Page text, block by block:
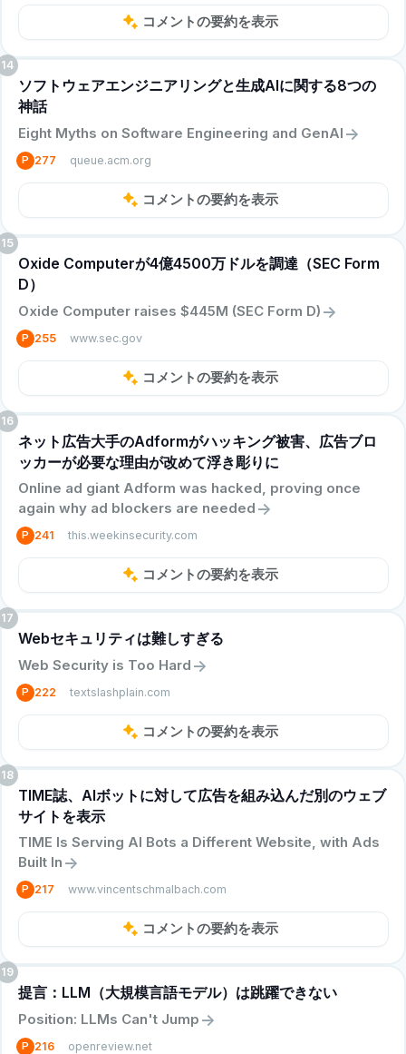
コメントの要約を表示
14
ソフトウェアエンジニアリングと生成AIに関する8つの
神話
Eight Myths on Software Engineering and GenAI ->
P 277 queue.acm.org
コメントの要約を表示
15
Oxide Computerが4億4500万ドルを調達（SEC Form
D）
Oxide Computer raises $445M (SEC Form D) ->
P 255 www.sec.gov
コメントの要約を表示
16
ネット広告大手のAdformがハッキング被害、広告ブロ
ッカーが必要な理由が改めて浮き彫りに
Online ad giant Adform was hacked, proving once
again why ad blockers are needed ->
P 241 this.weekinsecurity.com
コメントの要約を表示
17
Webセキュリティは難しすぎる
Web Security is Too Hard ->
P 222 textslashplain.com
コメントの要約を表示
18
TIME誌、AIボットに対して広告を組み込んだ別のウェブ
サイトを表示
TIME Is Serving AI Bots a Different Website, with Ads
Built In ->
P 217 www.vincentschmalbach.com
コメントの要約を表示
19
提言：LLM（大規模言語モデル）は跳躍できない
Position: LLMs Can't Jump ->
P 216 openreview.net